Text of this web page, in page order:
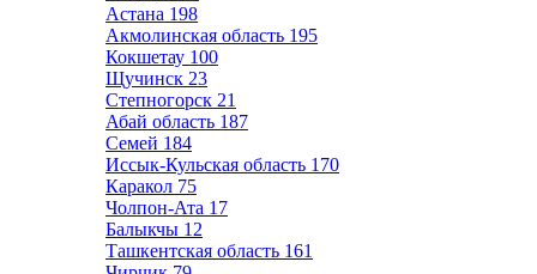
Астана 198
Акмолинская область 195
Кокшетау 100
Щучинск 23
Степногорск 21
Абай область 187
Семей 184
Иссык-Кульская область 170
Каракол 75
Чолпон-Ата 17
Балыкчы 12
Ташкентская область 161